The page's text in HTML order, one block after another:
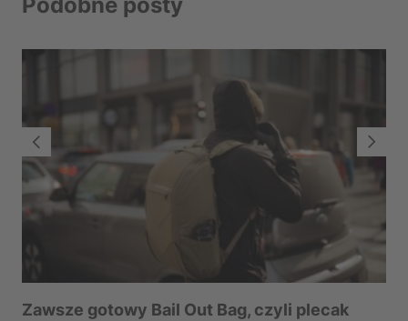
Odzież warstwowa w praktyce
Zawsze gotowy Bail Out Bag, czyli plecak